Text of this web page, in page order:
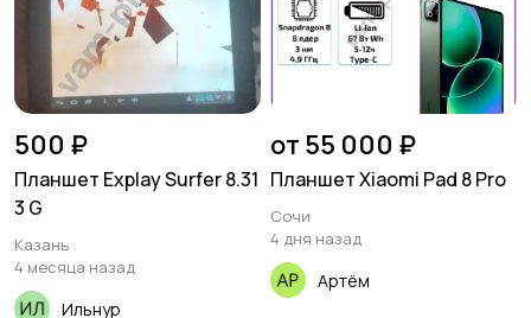
500 ₽
Планшет Explay Surfer 8.31
3 G
Казань
4 месяца назад
Ильнур
от 55 000 ₽
Планшет Xiaomi Pad 8 Pro
Сочи
4 дня назад
Артём